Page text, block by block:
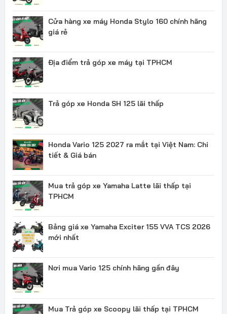
Cửa hàng xe máy Honda Stylo 160 chính hãng
giá rẻ
Địa điểm trả góp xe máy tại TPHCM
Trả góp xe Honda SH 125 lãi thấp
Honda Vario 125 2027 ra mắt tại Việt Nam: Chi
tiết & Giá bán
Mua trả góp xe Yamaha Latte lãi thấp tại
TPHCM
Bảng giá xe Yamaha Exciter 155 VVA TCS 2026
mới nhất
Nơi mua Vario 125 chính hãng gần đây
Mua Trả góp xe Scoopy lãi thấp tại TPHCM